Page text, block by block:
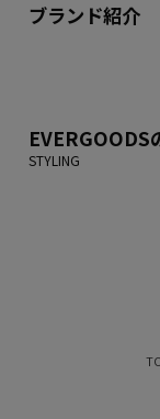
ブランド紹介
EVERGOODS